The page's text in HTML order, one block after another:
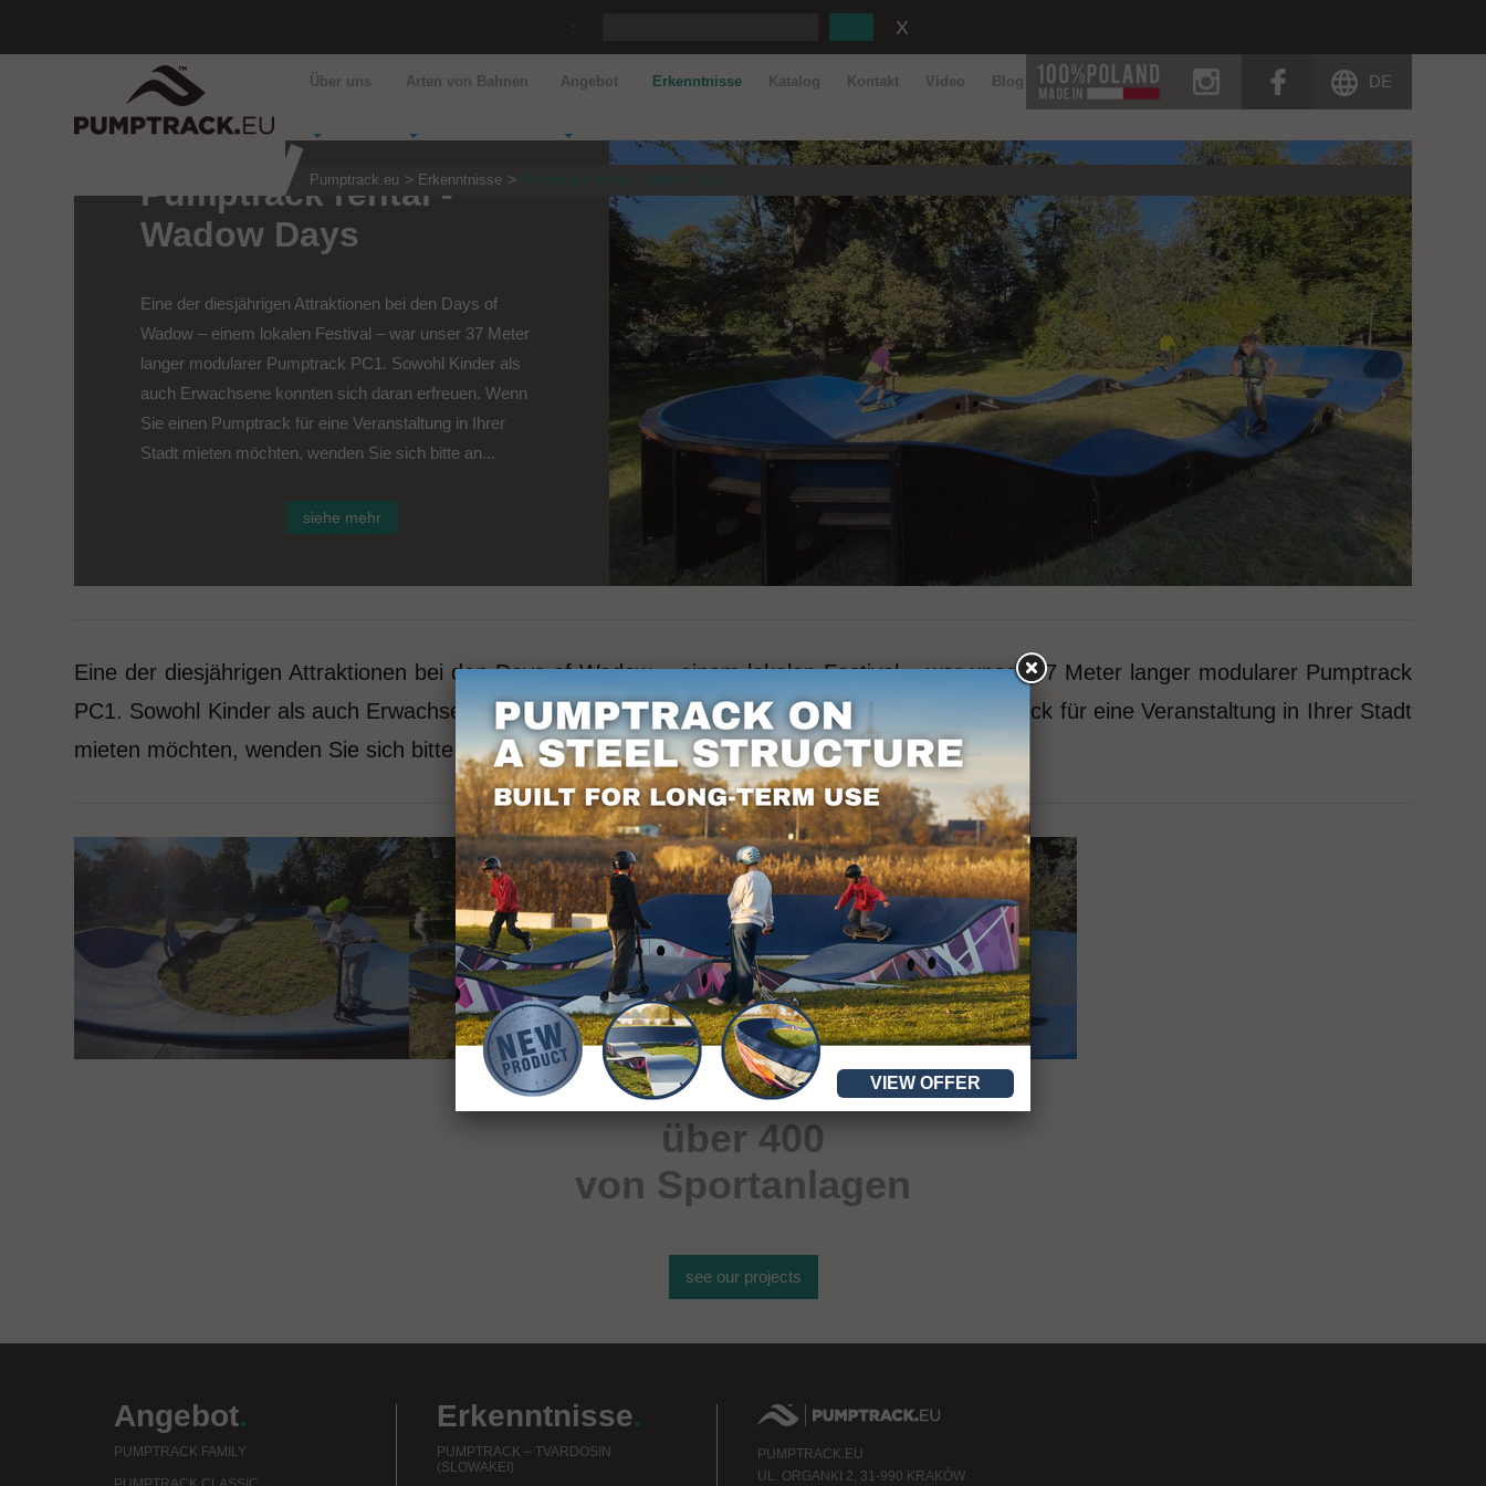
Über uns Arten von Bahnen Angebot Erkenntnisse Katalog Kontakt Video Blog
instagram
DE
Pumptrack.eu Erkenntnisse Pumptrack rental - Wadow Days
Pumptrack rental -
Wadow Days
Eine der diesjährigen Attraktionen bei den Days of
Wadow – einem lokalen Festival – war unser 37 Meter
langer modularer Pumptrack PC1. Sowohl Kinder als
auch Erwachsene konnten sich daran erfreuen. Wenn
Sie einen Pumptrack für eine Veranstaltung in Ihrer
Stadt mieten möchten, wenden Sie sich bitte an...
siehe mehr
Eine der diesjährigen Attraktionen bei den Days of Wadow – einem lokalen Festival – war unser 37 Meter langer modularer Pumptrack
PC1. Sowohl Kinder als auch Erwachsene konnten sich daran erfreuen. Wenn Sie einen Pumptrack für eine Veranstaltung in Ihrer Stadt
mieten möchten, wenden Sie sich bitte an unsere Verkaufsabteilung.
über 400
von Sportanlagen
see our projects
Angebot.
PUMPTRACK FAMILY
Erkenntnisse.
PUMPTRACK – TVARDOSIN
(SLOWAKEI)
PUMPTRACK.EU
UL. ORGANKI 2, 31-990 KRAKÓW
VIEW OFFER